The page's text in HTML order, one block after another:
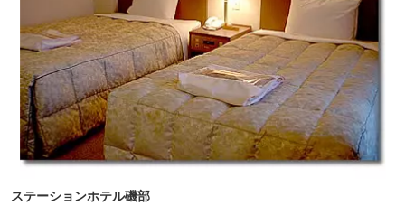
ステーションホテル磯部